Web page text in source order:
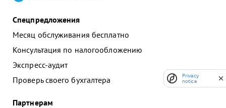
Спецпредложения
Месяц обслуживания бесплатно
Консультация по налогообложению
Экспресс-аудит
Проверь своего бухгалтера
Партнерам
Privacy
notice